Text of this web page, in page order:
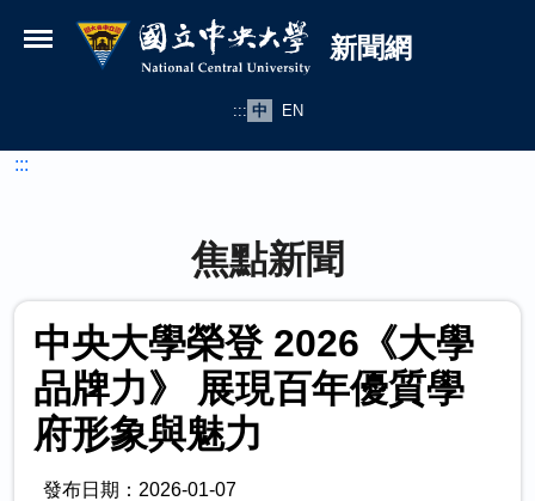
國立中央大學新聞網
新聞網
::: 中 EN
:::
焦點新聞
中央大學榮登 2026《大學
品牌力》 展現百年優質學
府形象與魅力
發布日期：2026-01-07